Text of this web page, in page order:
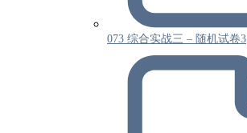
073 综合实战三 – 随机试卷3